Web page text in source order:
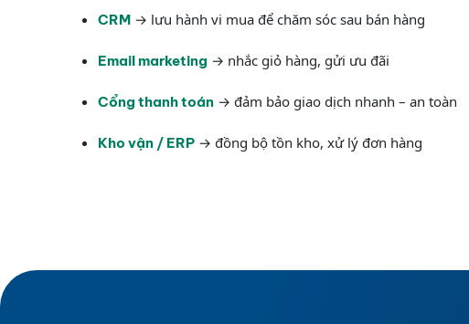
CRM → lưu hành vi mua để chăm sóc sau bán hàng
Email marketing → nhắc giỏ hàng, gửi ưu đãi
Cổng thanh toán → đảm bảo giao dịch nhanh – an toàn
Kho vận / ERP → đồng bộ tồn kho, xử lý đơn hàng